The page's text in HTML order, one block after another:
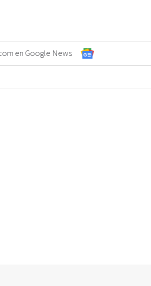
en Google News